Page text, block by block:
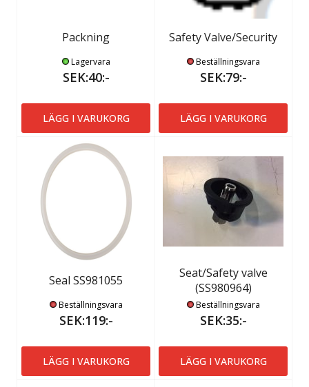
Packning
Lagervara
SEK:40:-
LÄGG I VARUKORG
Safety Valve/Security
Beställningsvara
SEK:79:-
LÄGG I VARUKORG
Seal SS981055
Beställningsvara
SEK:119:-
LÄGG I VARUKORG
Seat/Safety valve
(SS980964)
Beställningsvara
SEK:35:-
LÄGG I VARUKORG